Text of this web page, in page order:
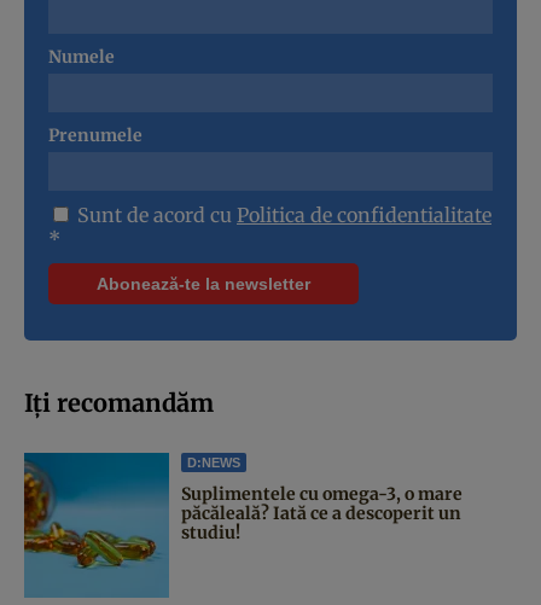
Numele
Prenumele
Sunt de acord cu Politica de confidentialitate
*
Iți recomandăm
D:NEWS
Suplimentele cu omega-3, o mare
păcăleală? Iată ce a descoperit un
studiu!